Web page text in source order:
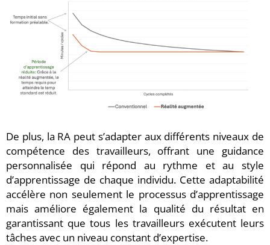
De plus, la RA peut s’adapter aux différents niveaux de
compétence des travailleurs, offrant une guidance
personnalisée qui répond au rythme et au style
d’apprentissage de chaque individu. Cette adaptabilité
accélère non seulement le processus d’apprentissage
mais améliore également la qualité du résultat en
garantissant que tous les travailleurs exécutent leurs
tâches avec un niveau constant d’expertise.